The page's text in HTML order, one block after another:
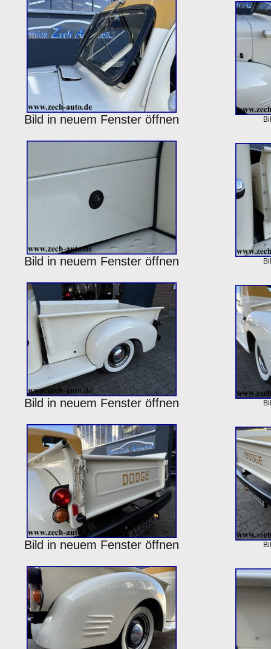
Bild in neuem Fenster öffnen
Bild in neuem Fenster öffnen
Bild in neuem Fenster öffnen
Bild in neuem Fenster öffnen